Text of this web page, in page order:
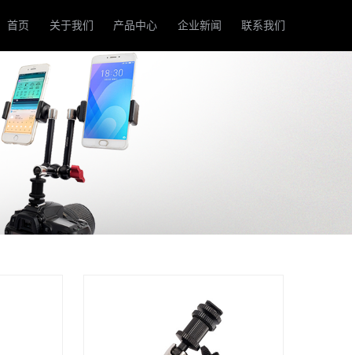
首页 关于我们 产品中心 企业新闻 联系我们